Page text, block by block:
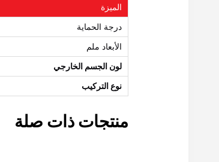
الميزة
درجة الحماية
الأبعاد ملم
لون الجسم الخارجي
نوع التركيب
منتجات ذات صلة